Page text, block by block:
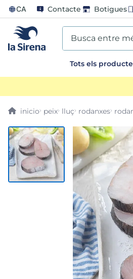
CA Contacte Botigues
Busca entre més
Tots els
peix lluç rodanxes